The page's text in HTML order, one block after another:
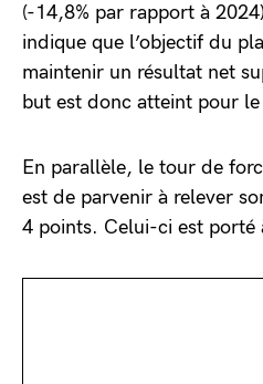
(-14,8% par rapport à
indique que l’objectif du
maintenir un résultat net
but est donc atteint pour
En parallèle, le tour de
est de parvenir à relever
4 points. Celui-ci est porté